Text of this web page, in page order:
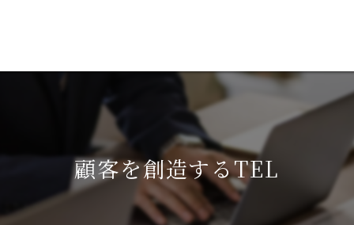
顧客を創造するTEL